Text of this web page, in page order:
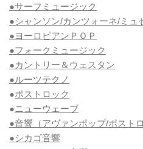
●サーフミュージック
●シャンソン/カンツォーネ/ミュ
●ヨーロピアンＰＯＰ
●フォークミュージック
●カントリー＆ウェスタン
●ルーツテクノ
●ポストロック
●ニューウェーブ
●音響（アヴァンポップ/ポスト
●シカゴ音響